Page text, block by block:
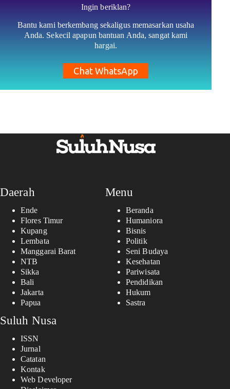
Ingin beriklan?
Bantu kami berkembang sekaligus memasarkan usaha
Anda. Sekecil apapun bantuan Anda, sangat kami
hargai.
Chat WhatsApp
Daerah
Ende
Flores Timur
Kupang
Lembata
Manggarai Barat
NTB
Sikka
Bali
Jakarta
Papua
Menu
Beranda
Humaniora
Bisnis
Politik
Seni Budaya
Kesehatan
Pariwisata
Pendidikan
Hukum
Sastra
Suluh Nusa
ISSN
Jurnal
Catatan
Kontak
Web Developer